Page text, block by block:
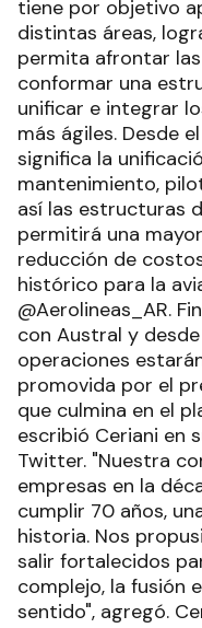
tiene por objetivo
distintas áreas,
permita afrontar
conformar una
unificar e integrar
más ágiles. Desde
significa la
mantenimiento,
así las estructuras
permitirá una
reducción de
histórico para la
@Aerolineas_AR.
con Austral y
operaciones
promovida por el
que culmina en el
escribió Ceriani en
Twitter. "Nuestra
empresas en la
cumplir 70 años,
historia. Nos
salir fortalecidos
complejo, la fusión
sentido", agregó.